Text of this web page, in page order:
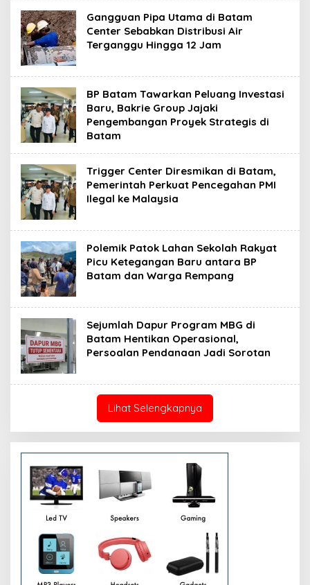
Gangguan Pipa Utama di Batam
Center Sebabkan Distribusi Air
Terganggu Hingga 12 Jam
BP Batam Tawarkan Peluang Investasi
Baru, Bakrie Group Jajaki
Pengembangan Proyek Strategis di
Batam
Trigger Center Diresmikan di Batam,
Pemerintah Perkuat Pencegahan PMI
Ilegal ke Malaysia
Polemik Patok Lahan Sekolah Rakyat
Picu Ketegangan Baru antara BP
Batam dan Warga Rempang
Sejumlah Dapur Program MBG di
Batam Hentikan Operasional,
Persoalan Pendanaan Jadi Sorotan
Lihat Selengkapnya